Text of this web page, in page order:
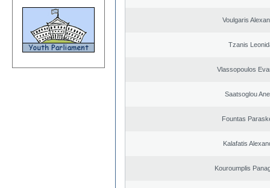
Voulgaris
Tzanis
Vlassopoulos
Saatsoglou
Fountas
Kalafatis
Kouroumplis